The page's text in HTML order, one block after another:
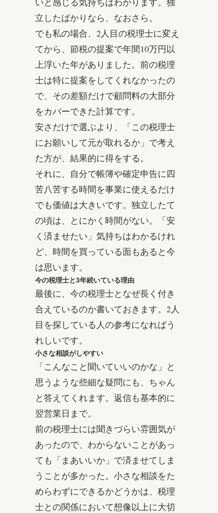
立したばかりなら、なおさら。
でも私の場合、2人目の税理士に変え
てから、節税の提案で年間10万円以
上浮いた年がありました。前の税理
士は特に提案をしてくれなかったの
で、その差額だけで顧問料の大部分
をカバーできた計算です。
安さだけで選ぶより、「この税理士
にお願いして元が取れるか」で考え
た方が、結果的に得をする。
それに、自分で帳簿や確定申告に四
苦八苦する時間を事業に使えるだけ
でも価値は大きいです。独立したて
の頃は、とにかく時間がない。「安
く済ませたい」気持ちはわかるけれ
ど、時間を買っている面もあると今
は思います。
今の税理士と3年続いている理由
最後に、今の税理士となぜ長く付き
合えているのか書いておきます。2人
目を探している人の参考になればう
れしいです。
小さな相談がしやすい
「こんなこと聞いていいのかな」と
思うような些細な疑問にも、ちゃん
と答えてくれます。返信も基本的に
翌営業日まで。
前の税理士には聞きづらい雰囲気が
あったので、わからないことがあっ
ても「まあいいか」で済ませてしま
うことが多かった。小さな相談をた
めらわずにできるかどうかは、税理
士との関係において想像以上に大切